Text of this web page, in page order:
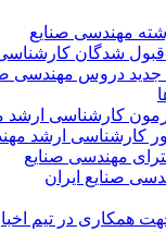
مهندسی صنایع
قبول شدگان
دروس مهندسی
کارشناسی ارشد
کارشناسی ارشد
مهندسی صنایع
صنایع ایران
همکاری در تیم